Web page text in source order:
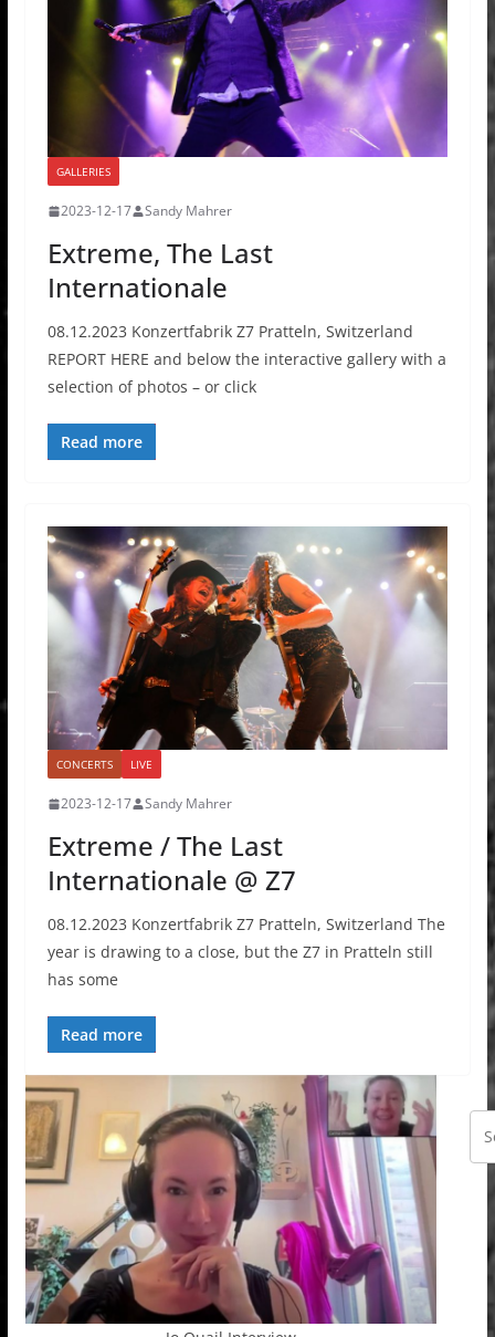
GALLERIES
2023-12-17 Sandy Mahrer
Extreme, The Last
Internationale
08.12.2023 Konzertfabrik Z7 Pratteln, Switzerland
REPORT HERE and below the interactive gallery with a
selection of photos – or click
Read more
CONCERTS LIVE
2023-12-17 Sandy Mahrer
Extreme / The Last
Internationale @ Z7
08.12.2023 Konzertfabrik Z7 Pratteln, Switzerland The
year is drawing to a close, but the Z7 in Pratteln still
has some
Read more